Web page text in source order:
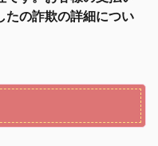
たの詐欺の詳細につい